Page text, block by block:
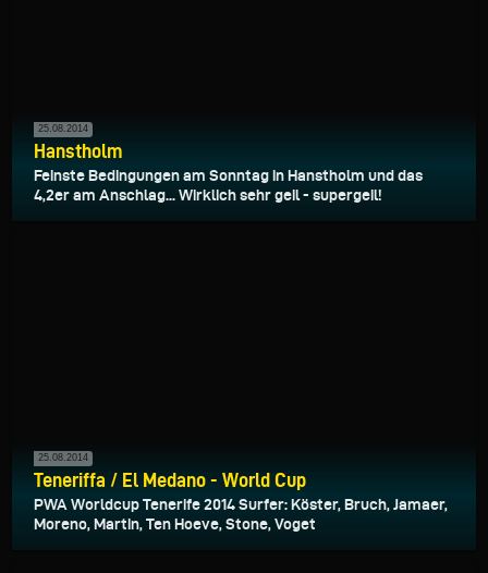
25.08.2014
Hanstholm
Feinste Bedingungen am Sonntag in Hanstholm und das
4,2er am Anschlag... Wirklich sehr geil - supergeil!
25.08.2014
Teneriffa / El Medano - World Cup
PWA Worldcup Tenerife 2014 Surfer: Köster, Bruch, Jamaer,
Moreno, Martin, Ten Hoeve, Stone, Voget